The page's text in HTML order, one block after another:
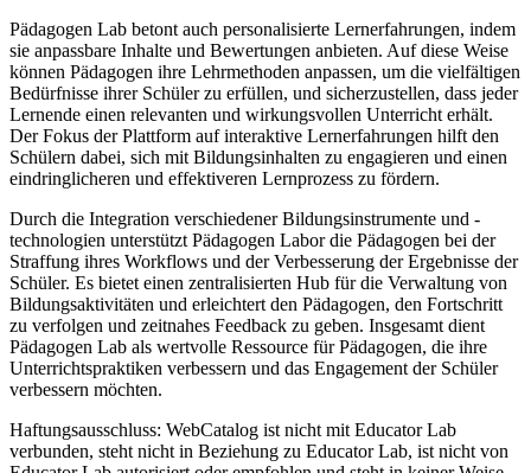
Pädagogen Lab betont auch personalisierte Lernerfahrungen, indem
sie anpassbare Inhalte und Bewertungen anbieten. Auf diese Weise
können Pädagogen ihre Lehrmethoden anpassen, um die vielfältigen
Bedürfnisse ihrer Schüler zu erfüllen, und sicherzustellen, dass jeder
Lernende einen relevanten und wirkungsvollen Unterricht erhält.
Der Fokus der Plattform auf interaktive Lernerfahrungen hilft den
Schülern dabei, sich mit Bildungsinhalten zu engagieren und einen
eindringlicheren und effektiveren Lernprozess zu fördern.
Durch die Integration verschiedener Bildungsinstrumente und -
technologien unterstützt Pädagogen Labor die Pädagogen bei der
Straffung ihres Workflows und der Verbesserung der Ergebnisse der
Schüler. Es bietet einen zentralisierten Hub für die Verwaltung von
Bildungsaktivitäten und erleichtert den Pädagogen, den Fortschritt
zu verfolgen und zeitnahes Feedback zu geben. Insgesamt dient
Pädagogen Lab als wertvolle Ressource für Pädagogen, die ihre
Unterrichtspraktiken verbessern und das Engagement der Schüler
verbessern möchten.
Haftungsausschluss: WebCatalog ist nicht mit Educator Lab
verbunden, steht nicht in Beziehung zu Educator Lab, ist nicht von